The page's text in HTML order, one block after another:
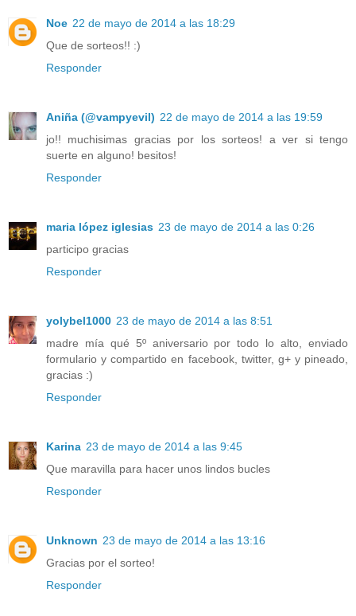
Noe 22 de mayo de 2014 a las 18:29
Que de sorteos!! :)
Responder
Aniña (@vampyevil) 22 de mayo de 2014 a las 19:59
jo!! muchisimas gracias por los sorteos! a ver si tengo
suerte en alguno! besitos!
Responder
maria lópez iglesias 23 de mayo de 2014 a las 0:26
participo gracias
Responder
yolybel1000 23 de mayo de 2014 a las 8:51
madre mía qué 5º aniversario por todo lo alto, enviado
formulario y compartido en facebook, twitter, g+ y pineado,
gracias :)
Responder
Karina 23 de mayo de 2014 a las 9:45
Que maravilla para hacer unos lindos bucles
Responder
Unknown 23 de mayo de 2014 a las 13:16
Gracias por el sorteo!
Responder